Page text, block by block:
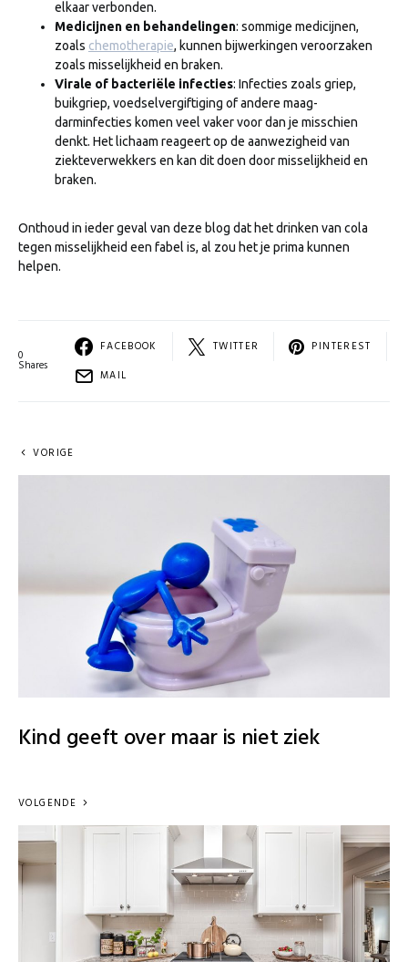
elkaar verbonden.
Medicijnen en behandelingen: sommige medicijnen,
zoals chemotherapie, kunnen bijwerkingen veroorzaken
zoals misselijkheid en braken.
Virale of bacteriële infecties: Infecties zoals griep,
buikgriep, voedselvergiftiging of andere maag-
darminfecties komen veel vaker voor dan je misschien
denkt. Het lichaam reageert op de aanwezigheid van
ziekteverwekkers en kan dit doen door misselijkheid en
braken.
Onthoud in ieder geval van deze blog dat het drinken van cola
tegen misselijkheid een fabel is, al zou het je prima kunnen
helpen.
0
Shares
FACEBOOK TWITTER
PINTEREST
MAIL
VORIGE
Kind geeft over maar is niet ziek
VOLGENDE